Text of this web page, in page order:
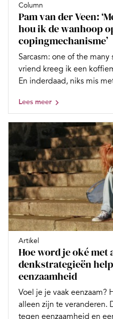
Column
Pam van der Veen:
hou ik de wanhoop
copingmechanisme’
Sarcasm: one of the many
vriend kreeg ik een
En inderdaad, niks mis
Lees meer
Artikel
Hoe word je oké met
denkstrategieën
eenzaamheid
Voel je je vaak
alleen zijn te veranderen.
tegen eenzaamheid en